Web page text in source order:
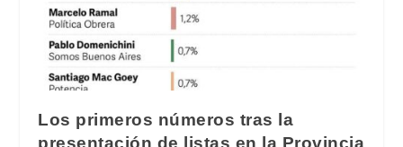
Los primeros números tras la
presentación de listas en la Provincia